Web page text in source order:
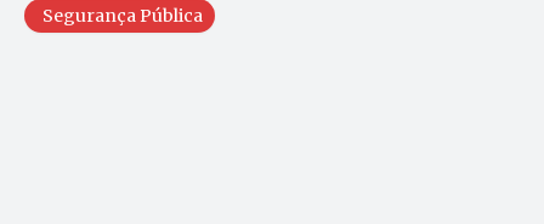
Segurança Pública